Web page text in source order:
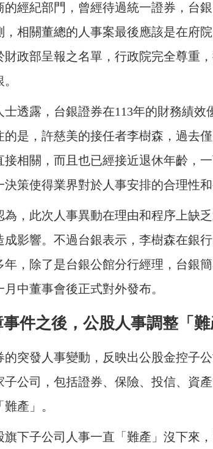
的經紀部門，曾經待過統一證券，台
相關董總的人事案最後應該是在府
財政部呈報之名單，行政院完全尊重
士透露，台銀證券在113年的財務績
的是，許慈美的接任者李樹森，過去
接相關，而且也已經接近退休年齡，
決策使得業界對於人事安排的合理性和
為，此次人事異動在理由和程序上缺
成影響。不過台銀表示，李樹森在銀
年，除了是台銀公館分行經理，台銀
月中董事會後正式對外發布。
件之後，公股人事調整「難
的突發人事變動，反映出公股金控子
子公司，包括證券、保險、投信、資
產」。
旗下子公司人事一直「難產」沒下來